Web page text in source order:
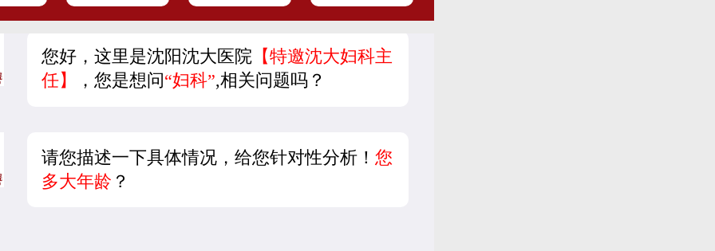
您好，这里是沈阳沈大医院【特邀沈大妇科主
任】
，您是想问“妇科”,相关问题吗？
请您描述一下具体情况，给您针对性分析！ 您
多大年龄 ？